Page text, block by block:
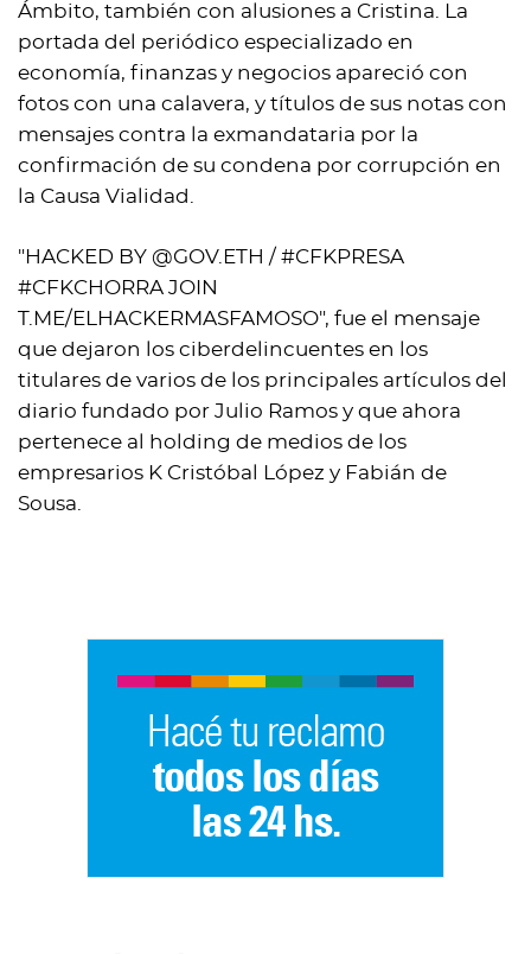
Ámbito, también con alusiones a Cristina. La
portada del periódico especializado en
economía, finanzas y negocios apareció con
fotos con una calavera, y títulos de sus notas con
mensajes contra la exmandataria por la
confirmación de su condena por corrupción en
la Causa Vialidad.
"HACKED BY @GOV.ETH / #CFKPRESA
#CFKCHORRA JOIN
T.ME/ELHACKERMASFAMOSO", fue el mensaje
que dejaron los ciberdelincuentes en los
titulares de varios de los principales artículos del
diario fundado por Julio Ramos y que ahora
pertenece al holding de medios de los
empresarios K Cristóbal López y Fabián de
Sousa.